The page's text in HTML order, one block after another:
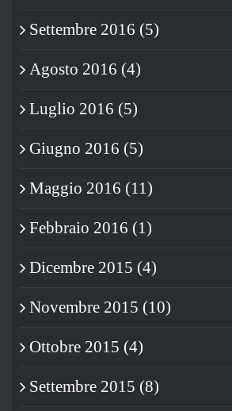
Settembre 2016 (5)
Agosto 2016 (4)
Luglio 2016 (5)
Giugno 2016 (5)
Maggio 2016 (11)
Febbraio 2016 (1)
Dicembre 2015 (4)
Novembre 2015 (10)
Ottobre 2015 (4)
Settembre 2015 (8)